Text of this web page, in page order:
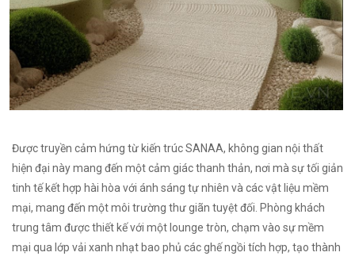
Được truyền cảm hứng từ kiến trúc SANAA, không gian nội thất
hiện đại này mang đến một cảm giác thanh thản, nơi mà sự tối giản
tinh tế kết hợp hài hòa với ánh sáng tự nhiên và các vật liệu mềm
mại, mang đến một môi trường thư giãn tuyệt đối. Phòng khách
trung tâm được thiết kế với một lounge tròn, chạm vào sự mềm
mại qua lớp vải xanh nhạt bao phủ các ghế ngồi tích hợp, tạo thành